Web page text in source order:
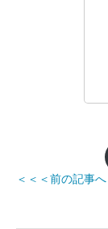
＜＜＜前の記事へ